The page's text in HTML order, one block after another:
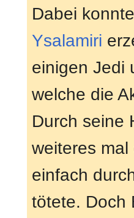
Dabei
Ysalamiri
einigen Jedi
welche die
Durch seine
weiteres
einfach
tötete. Doch